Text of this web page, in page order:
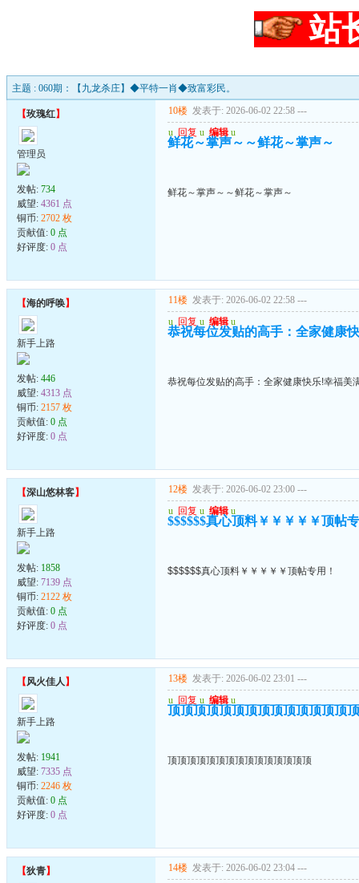
站
主题 : 060期：【九龙杀庄】◆平特一肖◆致富彩民。
【玫瑰红】
管理员
发帖: 734
威望: 4361 点
铜币: 2702 枚
贡献值: 0 点
好评度: 0 点
10楼 发表于: 2026-06-02 22:58 ---
u 回复 u 编辑 u
鲜花～掌声～～鲜花～掌声～
鲜花～掌声～～鲜花～掌声～
【海的呼唤】
新手上路
发帖: 446
威望: 4313 点
铜币: 2157 枚
贡献值: 0 点
好评度: 0 点
11楼 发表于: 2026-06-02 22:58 ---
u 回复 u 编辑 u
恭祝每位发贴的高手：全家健康
恭祝每位发贴的高手：全家健康快乐!幸福美
【深山悠林客】
新手上路
发帖: 1858
威望: 7139 点
铜币: 2122 枚
贡献值: 0 点
好评度: 0 点
12楼 发表于: 2026-06-02 23:00 ---
u 回复 u 编辑 u
$$$$$$真心顶料￥￥￥￥￥顶帖
$$$$$$真心顶料￥￥￥￥￥顶帖专用！
【风火佳人 】
新手上路
发帖: 1941
威望: 7335 点
铜币: 2246 枚
贡献值: 0 点
好评度: 0 点
13楼 发表于: 2026-06-02 23:01 ---
u 回复 u 编辑 u
顶顶顶顶顶顶顶顶顶顶顶顶顶顶顶
顶顶顶顶顶顶顶顶顶顶顶顶顶顶顶
【狄青】 14楼 发表于: 2026-06-02 23:04 ---